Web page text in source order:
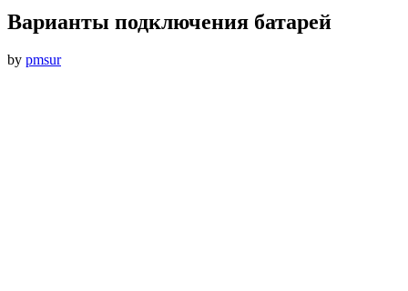
Варианты подключения батарей
by pmsur